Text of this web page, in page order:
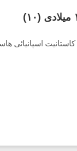
اسپانیائی